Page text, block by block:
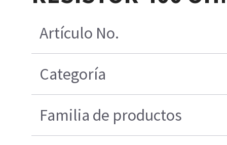
Artículo No.
Categoría
Familia de productos